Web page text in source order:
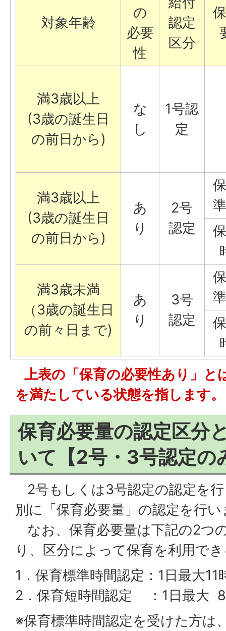
対象年齢
の
必要
性
認定
区分
満3歳以上
(3歳の誕生日
の前日から)
な
し
1号認
定
満3歳以上
(3歳の誕生日
の前日から)
あ
り
2号
認定
満3歳未満
（3歳の誕生日
の前々日まで)
あ
り
3号
認定
上表の「保育の必要性あり」と
を満たしている状態を指します。
保育必要量の認定区分
いて【2号・3号認定の
2号もしくは3号認定の認定を
別に「保育必要量」の認定を行
なお、保育必要量は下記の2つ
り、区分によって保育を利用で
1．保育標準時間認定：1日最大
2．保育短時間認定 ：1日最大
※保育標準時間認定を受けた方は